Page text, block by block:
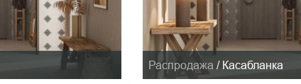
Распродажа / Касабланка